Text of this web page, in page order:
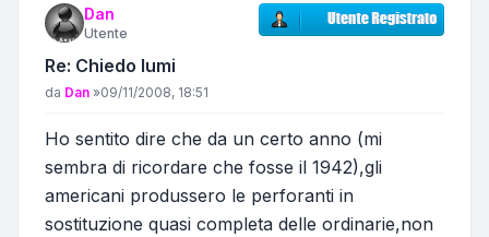
Dan
Utente
Re: Chiedo lumi
Messaggio
da Dan »09/11/2008, 18:51
Ho sentito dire che da un certo anno (mi
sembra di ricordare che fosse il 1942),gli
americani produssero le perforanti in
sostituzione quasi completa delle ordinarie,non